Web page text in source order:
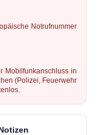
Notrufnummer
Mobilfunkanschluss in
(Polizei, Feuerwehr